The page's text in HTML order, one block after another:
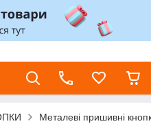
Металеві пришивні